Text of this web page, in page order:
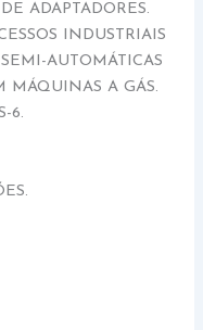
ADAPTADORES.
INDUSTRIAIS
AUTOMÁTICAS
MÁQUINAS A GÁS.
6.